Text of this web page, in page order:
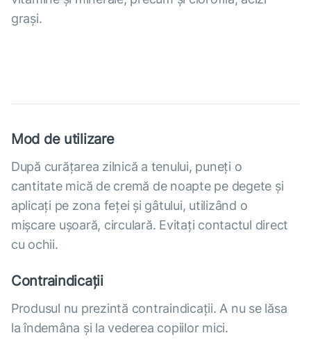
grași.
Mod de utilizare
După curățarea zilnică a tenului, puneți o
cantitate mică de cremă de noapte pe degete și
aplicați pe zona feței și gâtului, utilizând o
mișcare ușoară, circulară. Evitați contactul direct
cu ochii.
Contraindicații
Produsul nu prezintă contraindicații. A nu se lăsa
la îndemâna și la vederea copiilor mici.